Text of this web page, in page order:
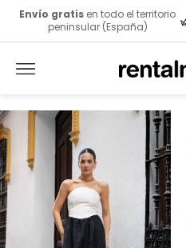
Envío gratis en todo el territorio
peninsular (España)